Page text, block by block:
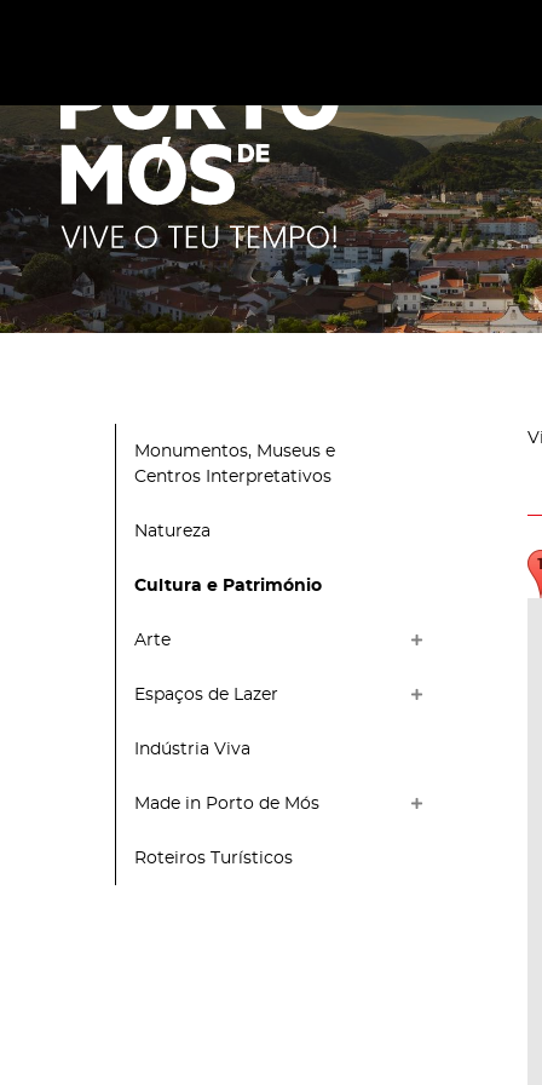
Monumentos, Museus e
Centros Interpretativos
Natureza
Cultura e Património
Arte
Espaços de Lazer
Indústria Viva
Made in Porto de Mós
Roteiros Turísticos